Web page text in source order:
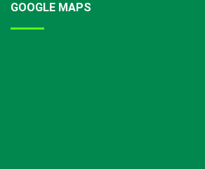
GOOGLE MAPS